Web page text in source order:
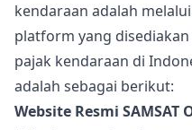
kendaraan adalah
platform yang
pajak kendaraan di
adalah sebagai berikut:
Website Resmi SAMSAT